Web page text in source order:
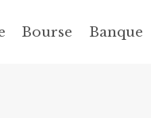
Bourse Banque